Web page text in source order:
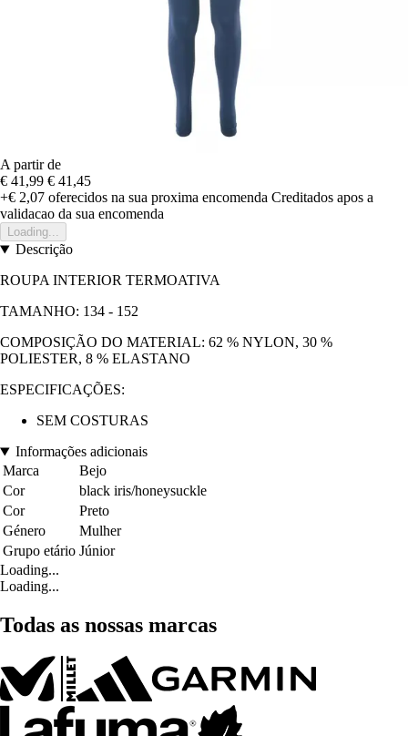
A partir de
€ 41,99 € 41,45
+€ 2,07 oferecidos na sua proxima encomenda Creditados apos a
validacao da sua encomenda
Loading...
Descrição
ROUPA INTERIOR TERMOATIVA
TAMANHO: 134 - 152
COMPOSIÇÃO DO MATERIAL: 62 % NYLON, 30 %
POLIESTER, 8 % ELASTANO
ESPECIFICAÇÕES:
SEM COSTURAS
Informações adicionais
Marca
Bejo
Cor
black iris/honeysuckle
Cor
Preto
Género
Mulher
Grupo etário Júnior
Loading...
Loading...
Todas as nossas marcas